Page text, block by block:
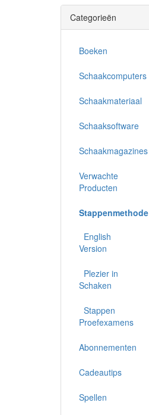
Categorieën
Boeken
Schaakcomputers
Schaakmateriaal
Schaaksoftware
Schaakmagazines
Verwachte
Producten
Stappenmethode
English
Version
Plezier in
Schaken
Stappen
Proefexamens
Abonnementen
Cadeautips
Spellen